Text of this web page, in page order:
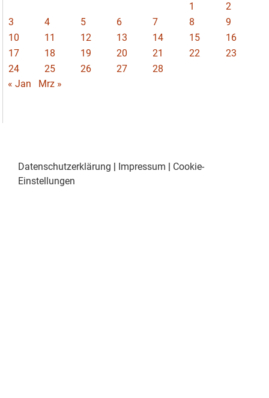
1
2
3
4 5 6 7 8
9
10
11 12 13 14 15
16
17
18 19 20 21 22
23
24
25 26 27
28
« Jan
Mrz »
Datenschutzerklärung | Impressum | Cookie-
Einstellungen